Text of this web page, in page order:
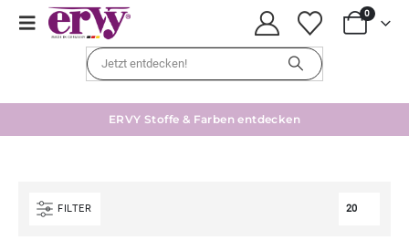
0
ERVY Stoffe & Farben entdecken
FILTER